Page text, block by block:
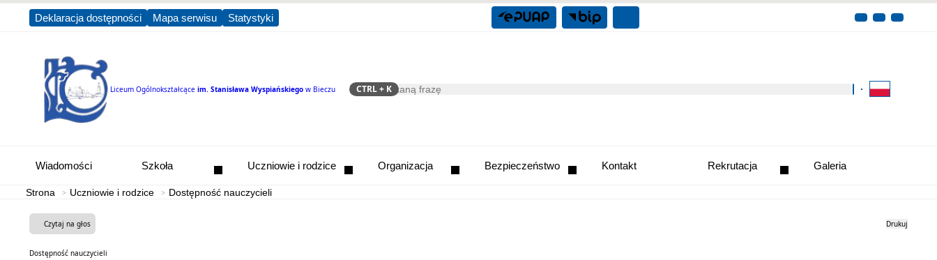
Deklaracja dostępności Mapa serwisu Statystyki
Liceum Ogólnokształcące im. Stanisława Wyspiańskiego w Bieczu Szukaj
CTRL+ K
Kliknij aby wyszukać za
Wiadomości Szkoła Uczniowie i rodzice Organizacja Bezpieczeństwo Kontakt Rekrutacja Galeria
Strona Uczniowie i rodzice Dostępność nauczycieli
Czytaj na głos Drukuj
Dostępność nauczycieli